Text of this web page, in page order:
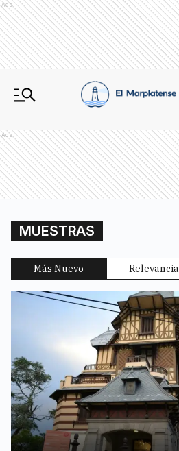
Ads
Ads
MUESTRAS
Más Nuevo Relevancia